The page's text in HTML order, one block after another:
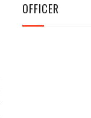
OFFICER